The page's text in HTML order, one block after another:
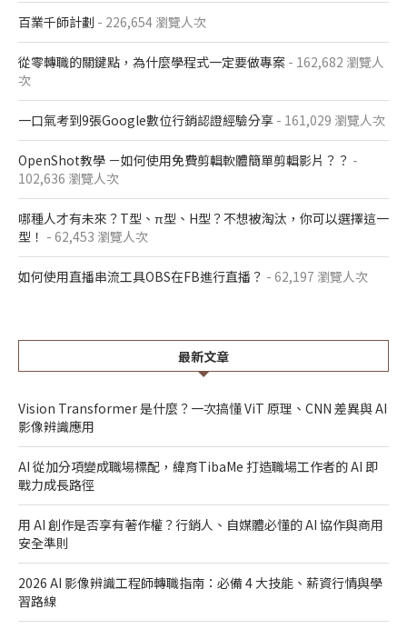
百業千師計劃 - 226,654 瀏覽人次
從零轉職的關鍵點，為什麼學程式一定要做專案 - 162,682 瀏覽人
次
一口氣考到9張Google數位行銷認證經驗分享 - 161,029 瀏覽人次
OpenShot教學 －如何使用免費剪輯軟體簡單剪輯影片？？ -
102,636 瀏覽人次
哪種人才有未來？T型、π型、H型？不想被淘汰，你可以選擇這一
型！ - 62,453 瀏覽人次
如何使用直播串流工具OBS在FB進行直播？ - 62,197 瀏覽人次
最新文章
Vision Transformer 是什麼？一次搞懂 ViT 原理、CNN 差異與 AI
影像辨識應用
AI 從加分項變成職場標配，緯育TibaMe 打造職場工作者的 AI 即
戰力成長路徑
用 AI 創作是否享有著作權？行銷人、自媒體必懂的 AI 協作與商用
安全準則
2026 AI 影像辨識工程師轉職指南：必備 4 大技能、薪資行情與學
習路線